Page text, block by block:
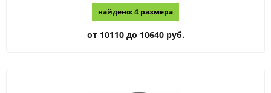
найдено: 4 размера
от 10110 до 10640 руб.